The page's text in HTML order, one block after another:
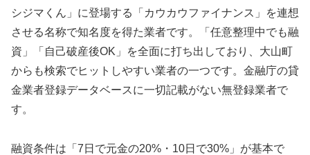
シジマくん」に登場する「カウカウファイナンス」を連想
させる名称で知名度を得た業者です。「任意整理中でも融
資」「自己破産後OK」を全面に打ち出しており、大山町
からも検索でヒットしやすい業者の一つです。金融庁の貸
金業者登録データベースに一切記載がない無登録業者で
す。
融資条件は「7日で元金の20%・10日で30%」が基本で